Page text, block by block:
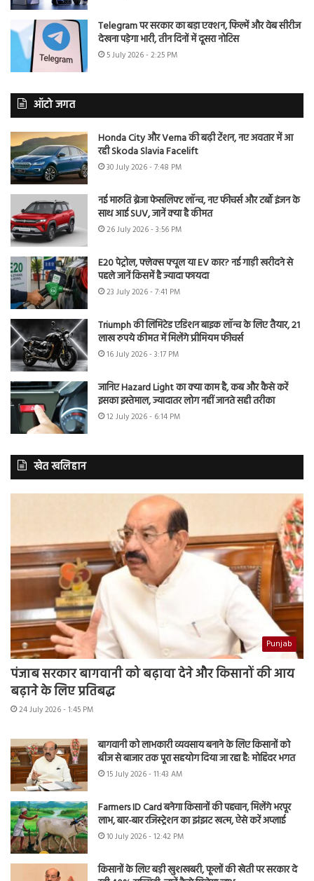
Telegram पर सरकार का बड़ा एक्शन, फिल्में और वेब सीरीज
देखना पड़ेगा भारी, तीन दिनों में दूसरा नोटिस
5 July 2026 - 2:25 PM
ऑटो जगत
Honda City और Verna की बढ़ी टेंशन, नए अवतार में आ
रही Skoda Slavia Facelift
30 July 2026 - 7:48 PM
नई मारुति ब्रेजा फेसलिफ्ट लॉन्च, नए फीचर्स और टर्बो इंजन के
साथ आई SUV, जानें क्या है कीमत
26 July 2026 - 3:56 PM
E20 पेट्रोल, फ्लेक्स फ्यूल या EV कार? नई गाड़ी खरीदने से
पहले जानें किसमें है ज्यादा फायदा
23 July 2026 - 7:41 PM
Triumph की लिमिटेड एडिशन बाइक लॉन्च के लिए तैयार, 21
लाख रुपये कीमत में मिलेंगे प्रीमियम फीचर्स
16 July 2026 - 3:17 PM
जानिए Hazard Light का क्या काम है, कब और कैसे करें
इसका इस्तेमाल, ज्यादातर लोग नहीं जानते सही तरीका
12 July 2026 - 6:14 PM
खेत खलिहान
Punjab
पंजाब सरकार बागवानी को बढ़ावा देने और किसानों की आय
बढ़ाने के लिए प्रतिबद्ध
24 July 2026 - 1:45 PM
बागवानी को लाभकारी व्यवसाय बनाने के लिए किसानों को
बीज से बाजार तक पूरा सहयोग दिया जा रहा है: मोहिंदर भगत
15 July 2026 - 11:43 AM
Farmers ID Card बनेगा किसानों की पहचान, मिलेंगे भरपूर
लाभ, बार-बार रजिस्ट्रेशन का झंझट खत्म, ऐसे करें अप्लाई
10 July 2026 - 12:42 PM
किसानों के लिए बड़ी खुशखबरी, फूलों की खेती पर सरकार दे